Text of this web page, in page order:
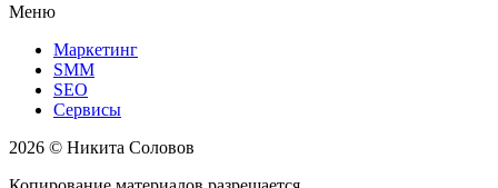
Меню
Маркетинг
SMM
SEO
Сервисы
2026 © Никита Соловов